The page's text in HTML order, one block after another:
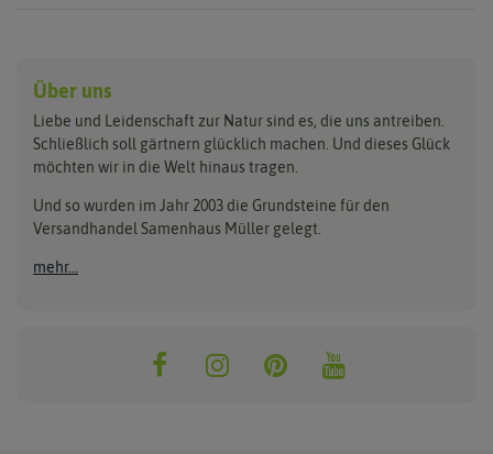
Anzuchtschalen
Erdbeertürme
Folien, Vliese und Netze
Gartengeräte
Nützlinge & Nisthilfen
Keimsprossen
Saatgut für Werbezwecke
Samen-Sets
Gemüsesamen
Exotische Samen
Rasensamen
Benary
Buzzy Seeds
Clever Pots
Dürr-Samen
FLORTUS
Greenline
Grüne Oase
ReNatura Vogelwelt
Über uns
Liebe und Leidenschaft zur Natur sind es, die uns antreiben.
Schließlich soll gärtnern glücklich machen. Und dieses Glück
möchten wir in die Welt hinaus tragen.
Und so wurden im Jahr 2003 die Grundsteine für den
Versandhandel Samenhaus Müller gelegt.
mehr...